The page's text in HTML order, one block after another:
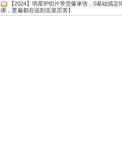
【2024】明星IP切片带货爆单营，0基础搞
课，普遍都在说割韭菜厉害】